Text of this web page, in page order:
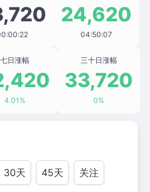
24,620
04:50:07
七日涨幅
4.01%
三十日涨幅
33,720
0%
30天 45天 关注